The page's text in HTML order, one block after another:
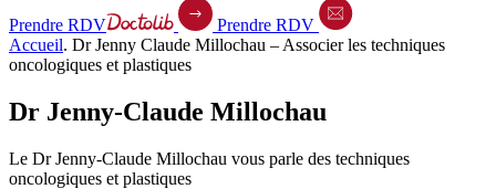
Prendre RDV
Prendre RDV
Accueil. Dr Jenny Claude Millochau – Associer les techniques
oncologiques et plastiques
Dr Jenny-Claude Millochau
Le Dr Jenny-Claude Millochau vous parle des techniques
oncologiques et plastiques